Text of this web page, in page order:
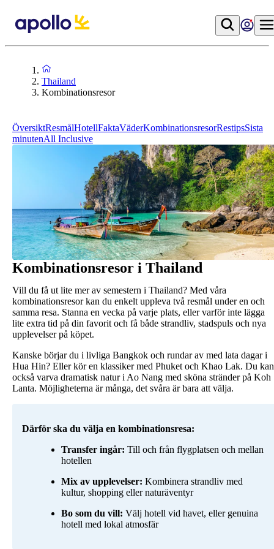
Thailand
Kombinationsresor
ÖversiktResmålHotellFaktaVäderKombinationsresorRestipsSista
minutenAll Inclusive
Kombinationsresor i Thailand
Vill du få ut lite mer av semestern i Thailand? Med våra
kombinationsresor kan du enkelt uppleva två resmål under en och
samma resa. Stanna en vecka på varje plats, eller varför inte lägga
lite extra tid på din favorit och få både strandliv, stadspuls och nya
upplevelser på köpet.
Kanske börjar du i livliga Bangkok och rundar av med lata dagar i
Hua Hin? Eller kör en klassiker med Phuket och Khao Lak. Du kan
också varva dramatisk natur i Ao Nang med sköna stränder på Koh
Lanta. Möjligheterna är många, det svåra är bara att välja.
Därför ska du välja en kombinationsresa:
Transfer ingår: Till och från flygplatsen och mellan
hotellen
Mix av upplevelser: Kombinera strandliv med
kultur, shopping eller naturäventyr
Bo som du vill: Välj hotell vid havet, eller genuina
hotell med lokal atmosfär